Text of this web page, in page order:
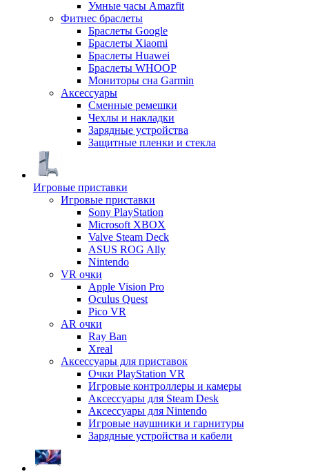
Умные часы Amazfit
Фитнес браслеты
Браслеты Google
Браслеты Xiaomi
Браслеты Huawei
Браслеты WHOOP
Мониторы сна Garmin
Аксессуары
Сменные ремешки
Чехлы и накладки
Зарядные устройства
Защитные пленки и стекла
Игровые приставки
Игровые приставки
Sony PlayStation
Microsoft XBOX
Valve Steam Deck
ASUS ROG Ally
Nintendo
VR очки
Apple Vision Pro
Oculus Quest
Pico VR
AR очки
Ray Ban
Xreal
Аксессуары для приставок
Очки PlayStation VR
Игровые контроллеры и камеры
Аксессуары для Steam Desk
Аксессуары для Nintendo
Игровые наушники и гарнитуры
Зарядные устройства и кабели